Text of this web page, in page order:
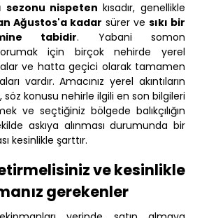
sezonu nispetenkısadır, genellikle
Ağustos'a kadar sürer ve sıkı bir
tabidir. Yabani somon
korumak için birçok nehirde yerel
ve hatta geçici olarak tamamen
vardır. Amacınız yerel akıntıların
söz konusu nehirle ilgili en son bilgileri
ve seçtiğiniz bölgede balıkçılığın
askıya alınması durumunda bir
kesinlikle şarttır.
ve kesinlikle
gerekenler